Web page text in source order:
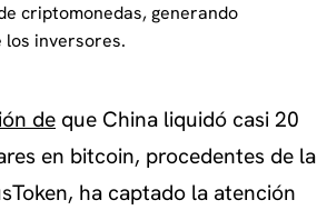
criptomonedas, generando
inversores.
de que China liquidó casi 20
en bitcoin, procedentes de la
ha captado la atención